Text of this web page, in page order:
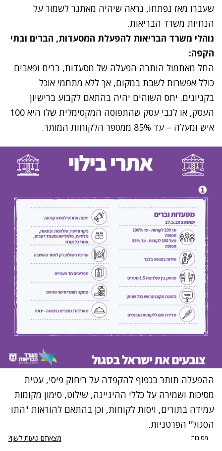
שעברו מאז נפתחו, נראה שיהיה מאתגר לשמור על
הנחיות משרד הבריאות.
נתקלנו בבעיה
נוהלי משרד הבריאות להפעלת המסעדות, הברים ובתי
הקפה:
החל מאתמול הותרה הפעלה של מסעדות, ברים ופאבים
כולל אפשרות לשבת במקום, אך ללא מתחמי אוכל
בקניונים. יחס השוהים יהיה בהתאם לקבוע ברישיון
העסק, או לגבי עסק שהתפוסה המקסימלית שלו היא 100
איש ומעלה – עד 85% ממספר הלקוחות המותר.
ההפעלה תותר בכפוף להקפדה על ריחוק פיסי, עטית
מסיכות ושמירה על כללי ההיגיינה, שילוט, סימון מקומות
עמידה בתורים, ויסות לקוחות, וכן בהתאם להוראות "התו
הסגול" הפרטניות.
מסיבות מצאתם טעות לשון?